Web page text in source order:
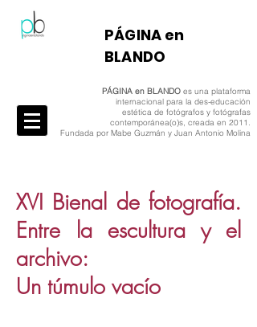
​PÁGINA en
BLANDO
PÁGINA en BLANDO es una plataforma
internacional para la des-educación
estética de fotógrafos y fotógrafas
contemporánea(o)s, creada en 2011.
Fundada por Mabe Guzmán y Juan Antonio Molina
XVI Bienal de fotografía.
Entre la escultura y el
archivo:
Un túmulo vacío